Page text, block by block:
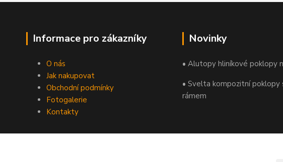
Informace pro zákazníky
O nás
Jak nakupovat
Obchodní podmínky
Fotogalerie
Kontakty
Novinky
• Alutopy hliníkové poklopy
• Svelta kompozitní poklopy
rámem